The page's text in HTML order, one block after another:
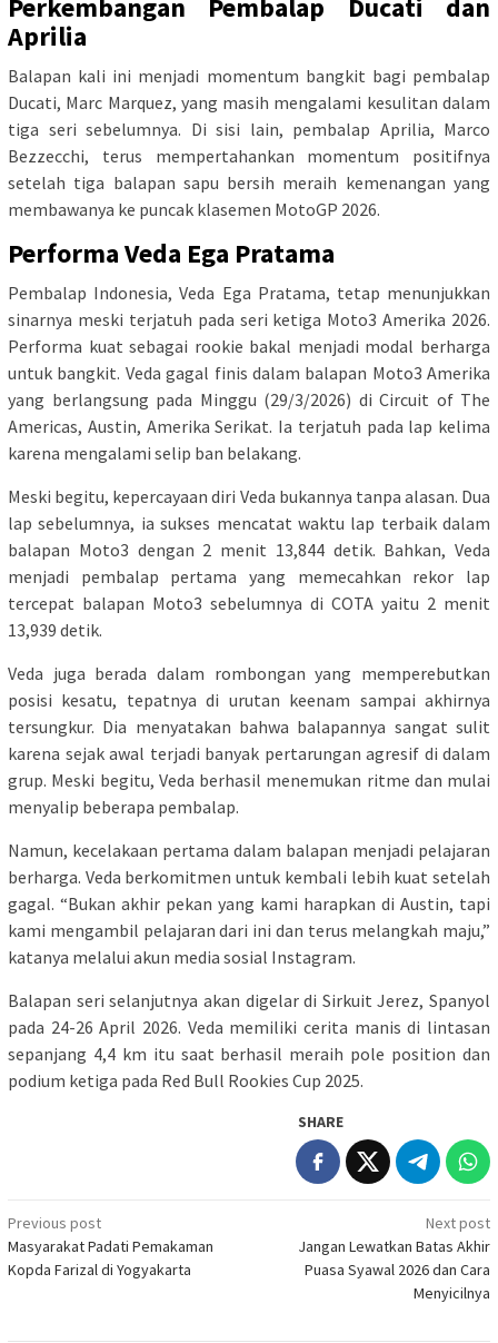
Aprilia
Balapan kali ini menjadi momentum bangkit bagi pembalap
Ducati, Marc Marquez, yang masih mengalami kesulitan dalam
tiga seri sebelumnya. Di sisi lain, pembalap Aprilia, Marco
Bezzecchi, terus mempertahankan momentum positifnya
setelah tiga balapan sapu bersih meraih kemenangan yang
membawanya ke puncak klasemen MotoGP 2026.
Performa Veda Ega Pratama
Pembalap Indonesia, Veda Ega Pratama, tetap menunjukkan
sinarnya meski terjatuh pada seri ketiga Moto3 Amerika 2026.
Performa kuat sebagai rookie bakal menjadi modal berharga
untuk bangkit. Veda gagal finis dalam balapan Moto3 Amerika
yang berlangsung pada Minggu (29/3/2026) di Circuit of The
Americas, Austin, Amerika Serikat. Ia terjatuh pada lap kelima
karena mengalami selip ban belakang.
Meski begitu, kepercayaan diri Veda bukannya tanpa alasan. Dua
lap sebelumnya, ia sukses mencatat waktu lap terbaik dalam
balapan Moto3 dengan 2 menit 13,844 detik. Bahkan, Veda
menjadi pembalap pertama yang memecahkan rekor lap
tercepat balapan Moto3 sebelumnya di COTA yaitu 2 menit
13,939 detik.
Veda juga berada dalam rombongan yang memperebutkan
posisi kesatu, tepatnya di urutan keenam sampai akhirnya
tersungkur. Dia menyatakan bahwa balapannya sangat sulit
karena sejak awal terjadi banyak pertarungan agresif di dalam
grup. Meski begitu, Veda berhasil menemukan ritme dan mulai
menyalip beberapa pembalap.
Namun, kecelakaan pertama dalam balapan menjadi pelajaran
berharga. Veda berkomitmen untuk kembali lebih kuat setelah
gagal. “Bukan akhir pekan yang kami harapkan di Austin, tapi
kami mengambil pelajaran dari ini dan terus melangkah maju,”
katanya melalui akun media sosial Instagram.
Balapan seri selanjutnya akan digelar di Sirkuit Jerez, Spanyol
pada 24-26 April 2026. Veda memiliki cerita manis di lintasan
sepanjang 4,4 km itu saat berhasil meraih pole position dan
podium ketiga pada Red Bull Rookies Cup 2025.
SHARE
Post
navigation
Previous post
Masyarakat Padati Pemakaman
Kopda Farizal di Yogyakarta
Next post
Jangan Lewatkan Batas Akhir
Puasa Syawal 2026 dan Cara
Menyicilnya